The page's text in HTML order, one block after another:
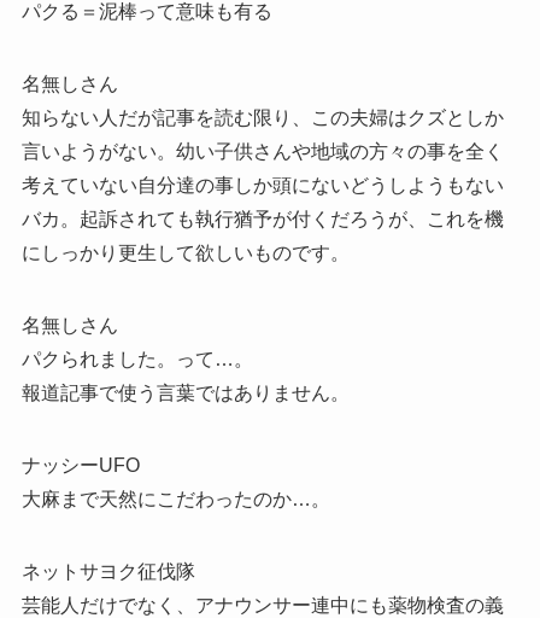
パクる＝泥棒って意味も有る
名無しさん
知らない人だが記事を読む限り、この夫婦はクズとしか
言いようがない。幼い子供さんや地域の方々の事を全く
考えていない自分達の事しか頭にないどうしようもない
バカ。起訴されても執行猶予が付くだろうが、これを機
にしっかり更生して欲しいものです。
名無しさん
パクられました。って…。
報道記事で使う言葉ではありません。
ナッシーUFO
大麻まで天然にこだわったのか…。
ネットサヨク征伐隊
芸能人だけでなく、アナウンサー連中にも薬物検査の義